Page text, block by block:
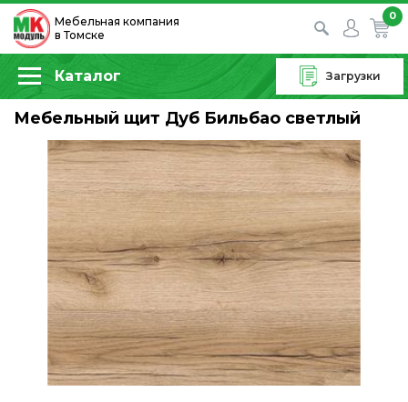
Мебельная компания
в Томске
0
Каталог Загрузки
Мебельный щит Дуб Бильбао светлый